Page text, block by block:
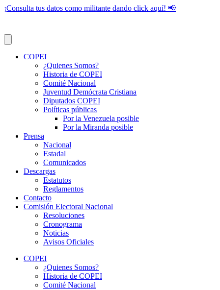
¡Consulta tus datos como militante dando click aquí! 📢
COPEI
¿Quienes Somos?
Historia de COPEI
Comité Nacional
Juventud Demócrata Cristiana
Diputados COPEI
Políticas públicas
Por la Venezuela posible
Por la Miranda posible
Prensa
Nacional
Estadal
Comunicados
Descargas
Estatutos
Reglamentos
Contacto
Comisión Electoral Nacional
Resoluciones
Cronograma
Noticias
Avisos Oficiales
COPEI
¿Quienes Somos?
Historia de COPEI
Comité Nacional